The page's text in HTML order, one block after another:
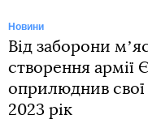
Новини
Від заборони
створення армії
оприлюднив свої
2023 рік